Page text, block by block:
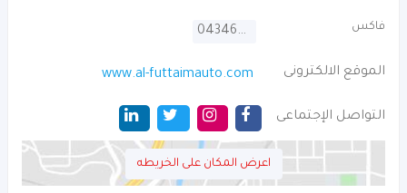
فاكس 043466231
الموقع الالكترونى www.al-futtaimauto.com
التواصل الإجتماعى
اعرض المكان على الخريطه